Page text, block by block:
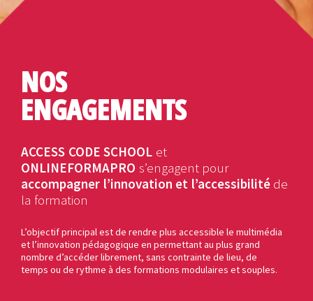
NOS
ENGAGEMENTS
ACCESS CODE SCHOOL et
ONLINEFORMAPRO s’engagent pour
accompagner l’innovation et l’accessibilitéde
la formation
L’objectif principal est de rendre plus accessible le multimédia
et l’innovation pédagogique en permettant au plus grand
nombre d’accéder librement, sans contrainte de lieu, de
temps ou de rythme à des formations modulaires et souples.